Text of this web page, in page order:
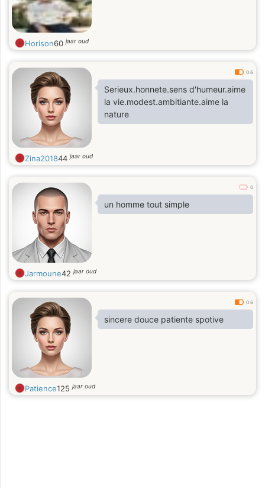
Horison60jaar oud
0.6
Serieux.honnete.sens d'humeur.aime
la vie.modest.ambitiante.aime la
nature
Zina201844jaar oud
0
un homme tout simple
Jarmoune42jaar oud
0.6
sincere douce patiente spotive
Patience125jaar oud